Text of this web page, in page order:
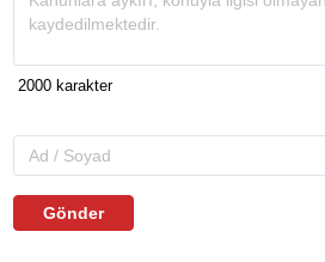
Gönder